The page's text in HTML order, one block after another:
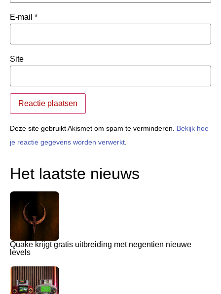
E-mail *
Site
Deze site gebruikt Akismet om spam te verminderen. Bekijk hoe
je reactie gegevens worden verwerkt
Het laatste nieuws
Quake krijgt gratis uitbreiding met negentien nieuwe
levels